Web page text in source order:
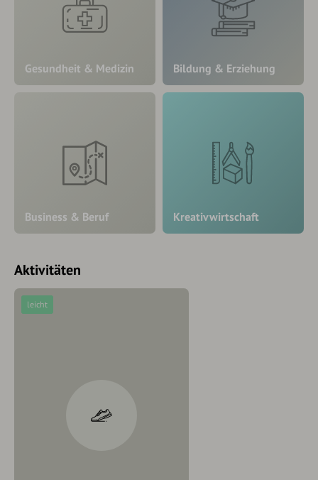
Gesundheit & Medizin Bildung & Erziehung
Business & Beruf Kreativwirtschaft
Aktivitäten
leicht